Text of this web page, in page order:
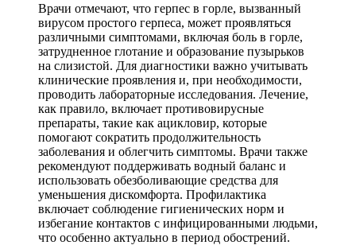
Врачи отмечают, что герпес в горле, вызванный
вирусом простого герпеса, может проявляться
различными симптомами, включая боль в горле,
затрудненное глотание и образование пузырьков
на слизистой. Для диагностики важно учитывать
клинические проявления и, при необходимости,
проводить лабораторные исследования. Лечение,
как правило, включает противовирусные
препараты, такие как ацикловир, которые
помогают сократить продолжительность
заболевания и облегчить симптомы. Врачи также
рекомендуют поддерживать водный баланс и
использовать обезболивающие средства для
уменьшения дискомфорта. Профилактика
включает соблюдение гигиенических норм и
избегание контактов с инфицированными людьми,
что особенно актуально в период обострений.